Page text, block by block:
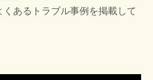
あるトラブル事例を掲載して